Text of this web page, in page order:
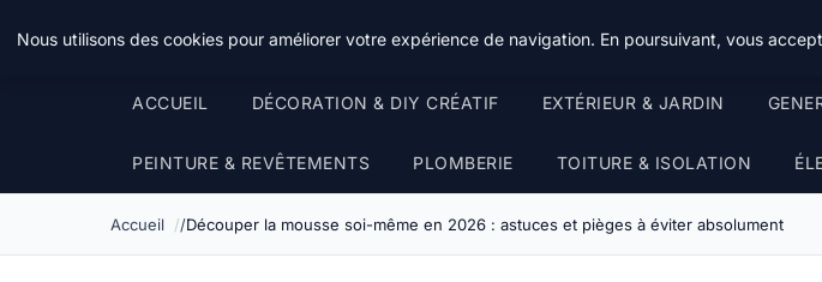
Atelier Designers
ACCUEIL DÉCORATION & DIY CRÉATIF EXTÉRIEUR & JARDIN
PEINTURE & REVÊTEMENTS PLOMBERIE TOITURE & ISOLATION
Accueil Découper la mousse soi-même en 2026 : astuces et pièges à éviter absolument
Nous utilisons des cookies pour améliorer votre expérience de navigation. En poursuivant, vous